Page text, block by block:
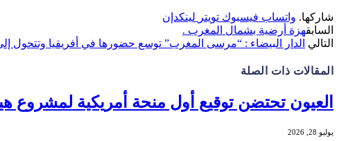
شاركها. واتساب فيسبوك تويتر لينكدإن
السابقهزة أرضية بشمال المغرب .
التالي الدار البيضاء : “مرسى المغرب” توسع حضورها في أفريقيا وتتحول
المقالات ذات الصلة
العيون تحتضن توقيع أول منحة أمريكية لمشروع
يوليو 28, 2026